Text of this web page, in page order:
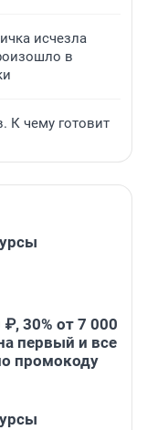
исчезла
в
К чему готовит
30% от 7 000
первый и все
промокоду